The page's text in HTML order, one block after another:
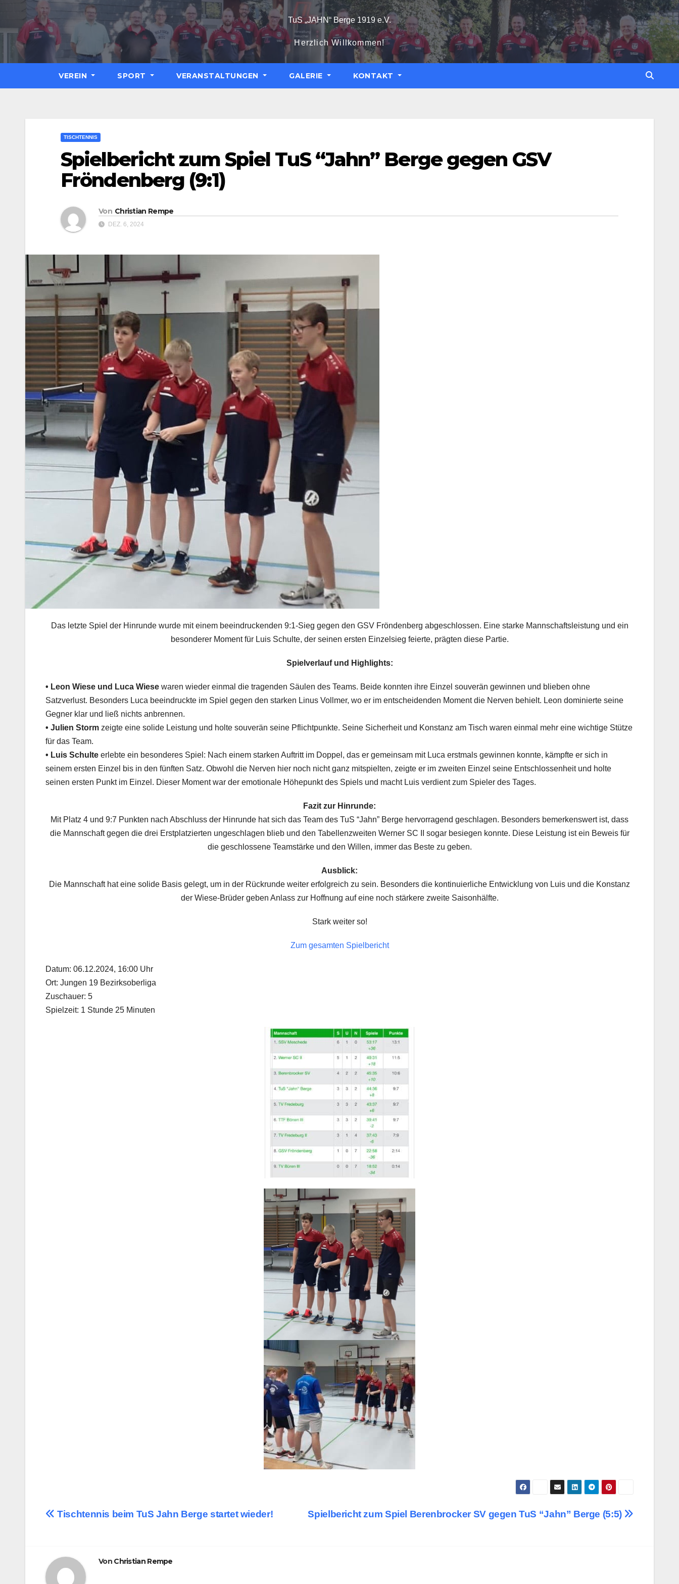
springen
TuS „JAHN“ Berge 1919 e.V.
Herzlich Willkommen!
VEREIN SPORT VERANSTALTUNGEN GALERIE KONTAKT
TISCHTENNIS
Spielbericht zum Spiel TuS “Jahn” Berge gegen GSV
Fröndenberg (9:1)
Von Christian Rempe
DEZ. 6, 2024
Das letzte Spiel der Hinrunde wurde mit einem beeindruckenden 9:1-Sieg gegen den GSV Fröndenberg abgeschlossen. Eine starke Mannschaftsleistung und ein
besonderer Moment für Luis Schulte, der seinen ersten Einzelsieg feierte, prägten diese Partie.
Spielverlauf und Highlights:
• Leon Wiese und Luca Wiese waren wieder einmal die tragenden Säulen des Teams. Beide konnten ihre Einzel souverän gewinnen und blieben ohne
Satzverlust. Besonders Luca beeindruckte im Spiel gegen den starken Linus Vollmer, wo er im entscheidenden Moment die Nerven behielt. Leon dominierte seine
Gegner klar und ließ nichts anbrennen.
• Julien Storm zeigte eine solide Leistung und holte souverän seine Pflichtpunkte. Seine Sicherheit und Konstanz am Tisch waren einmal mehr eine wichtige Stütze
für das Team.
• Luis Schulte erlebte ein besonderes Spiel: Nach einem starken Auftritt im Doppel, das er gemeinsam mit Luca erstmals gewinnen konnte, kämpfte er sich in
seinem ersten Einzel bis in den fünften Satz. Obwohl die Nerven hier noch nicht ganz mitspielten, zeigte er im zweiten Einzel seine Entschlossenheit und holte
seinen ersten Punkt im Einzel. Dieser Moment war der emotionale Höhepunkt des Spiels und macht Luis verdient zum Spieler des Tages.
Fazit zur Hinrunde:
Mit Platz 4 und 9:7 Punkten nach Abschluss der Hinrunde hat sich das Team des TuS “Jahn” Berge hervorragend geschlagen. Besonders bemerkenswert ist, dass
die Mannschaft gegen die drei Erstplatzierten ungeschlagen blieb und den Tabellenzweiten Werner SC II sogar besiegen konnte. Diese Leistung ist ein Beweis für
die geschlossene Teamstärke und den Willen, immer das Beste zu geben.
Ausblick:
Die Mannschaft hat eine solide Basis gelegt, um in der Rückrunde weiter erfolgreich zu sein. Besonders die kontinuierliche Entwicklung von Luis und die Konstanz
der Wiese-Brüder geben Anlass zur Hoffnung auf eine noch stärkere zweite Saisonhälfte.
Stark weiter so!
Zum gesamten Spielbericht
Datum: 06.12.2024, 16:00 Uhr
Ort: Jungen 19 Bezirksoberliga
Zuschauer: 5
Spielzeit: 1 Stunde 25 Minuten
Beitragsnavigation Spielbericht zum Spiel Berenbrocker SV gegen TuS “Jahn” Berge (5:5)
Tischtennis beim TuS Jahn Berge startet wieder!
Von Christian Rempe